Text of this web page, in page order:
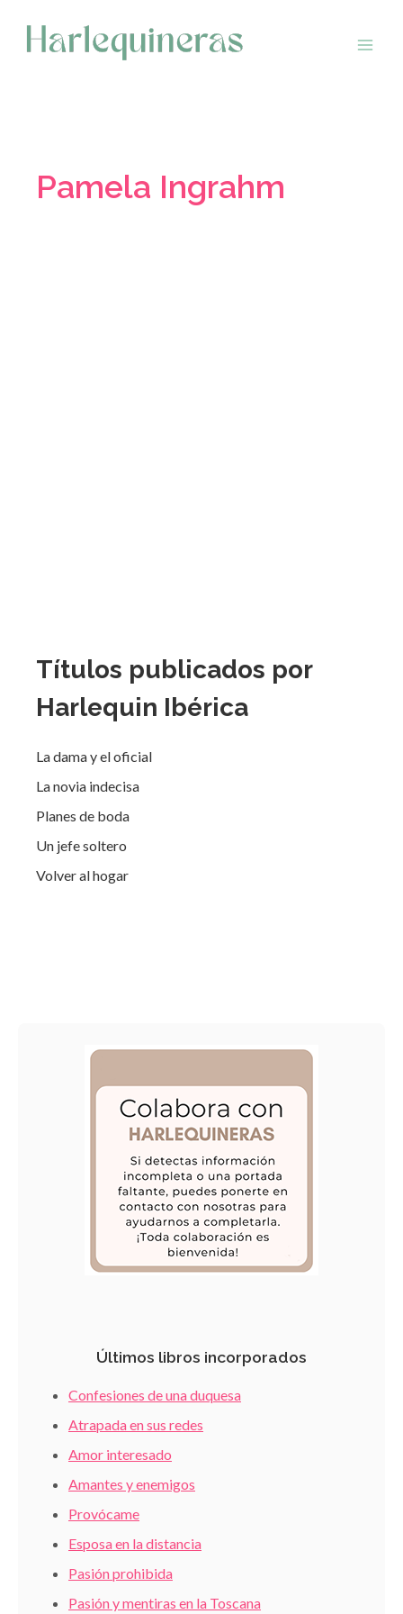
contenido
Pamela Ingrahm
Títulos publicados por
Harlequin Ibérica
La dama y el oficial
La novia indecisa
Planes de boda
Un jefe soltero
Volver al hogar
Últimos libros incorporados
Confesiones de una duquesa
Atrapada en sus redes
Amor interesado
Amantes y enemigos
Provócame
Esposa en la distancia
Pasión prohibida
Pasión y mentiras en la Toscana